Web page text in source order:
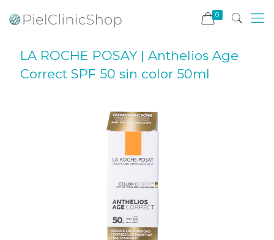
0
LA ROCHE POSAY | Anthelios Age
Correct SPF 50 sin color 50ml